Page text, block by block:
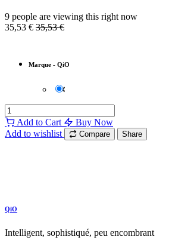
9 people are viewing this right now
35,53 € 35,53€
Marque - QiO
Add to Cart
Buy Now
Add to wishlist
Compare Share
QiO
Intelligent, sophistiqué, peu encombrant